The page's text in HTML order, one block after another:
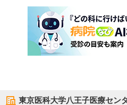
東京医科大学八王子医療セン